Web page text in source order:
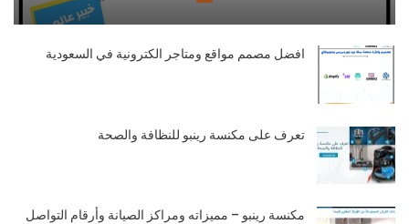
افضل مصمم مواقع ومتاجر الكترونية في السعودية
تعرف على مكنسة رينبو للنظافة والصحة
مكنسة رينبو – مميزاته ومراكز الصيانة وأرقام التواصل